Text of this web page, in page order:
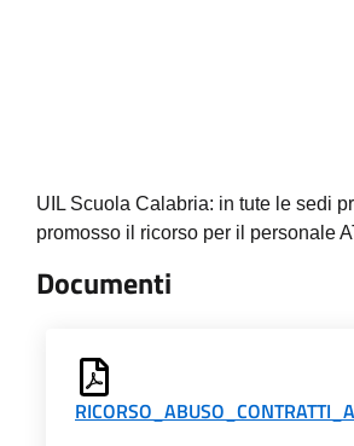
UIL Scuola Calabria: in tute le sedi
promosso il ricorso per il personale
Documenti